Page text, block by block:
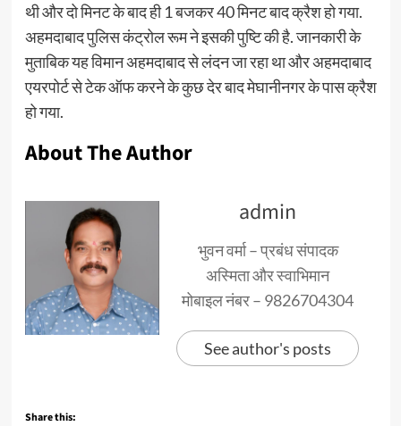
थी और दो मिनट के बाद ही 1 बजकर 40 मिनट बाद क्रैश हो गया.
अहमदाबाद पुलिस कंट्रोल रूम ने इसकी पुष्टि की है. जानकारी के
मुताबिक यह विमान अहमदाबाद से लंदन जा रहा था और अहमदाबाद
एयरपोर्ट से टेक ऑफ करने के कुछ देर बाद मेघानीनगर के पास क्रैश
हो गया.
About The Author
admin
भुवन वर्मा – प्रबंध संपादक
अस्मिता और स्वाभिमान
मोबाइल नंबर – 9826704304
See author's posts
Share this: